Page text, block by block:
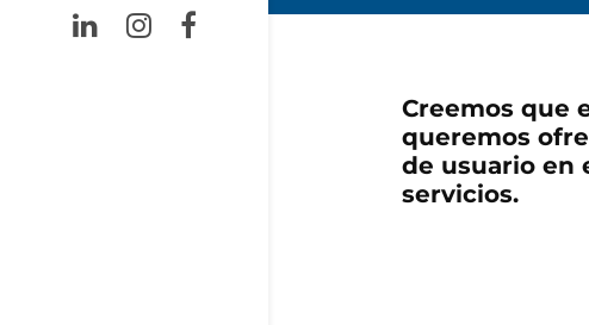
Creemos que
queremos
de usuario en
servicios.